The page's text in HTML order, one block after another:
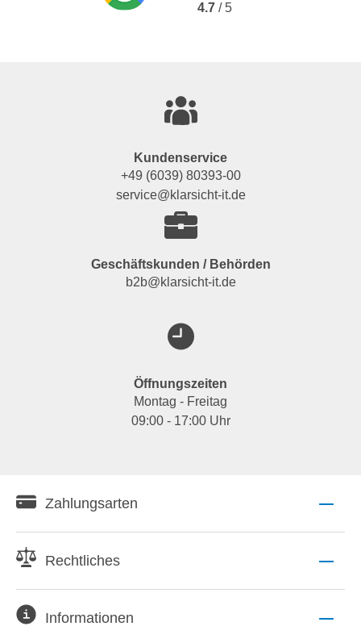
4.7 / 5
Kundenservice
+49 (6039) 80393-00
service@klarsicht-it.de
Geschäftskunden / Behörden
b2b@klarsicht-it.de
Öffnungszeiten
Montag - Freitag
09:00 - 17:00 Uhr
Zahlungsarten
Rechtliches
Informationen